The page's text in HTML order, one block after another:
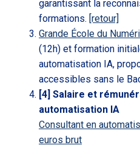
garantissant la
formations. [retour]
Grande École du
(12h) et formation
automatisation IA,
accessibles sans le
[4] Salaire et
automatisation IA
Consultant en
euros brut